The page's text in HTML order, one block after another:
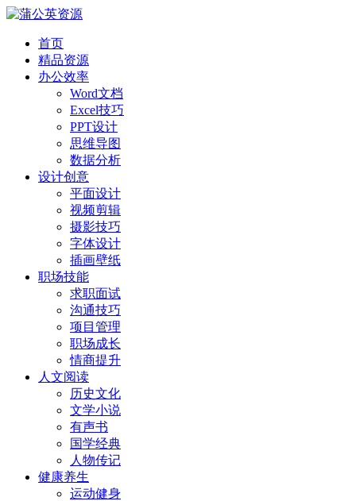
首页
精品资源
办公效率
Word文档
Excel技巧
PPT设计
思维导图
数据分析
设计创意
平面设计
视频剪辑
摄影技巧
字体设计
插画壁纸
职场技能
求职面试
沟通技巧
项目管理
职场成长
情商提升
人文阅读
历史文化
文学小说
有声书
国学经典
人物传记
健康养生
运动健身